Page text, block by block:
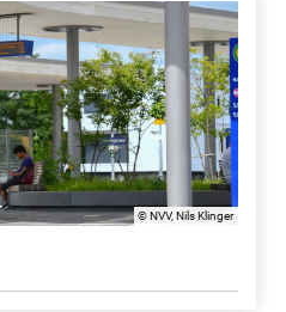
© NVV, Nils Klinger